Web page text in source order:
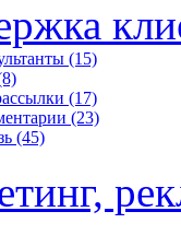
(15)
(17)
(23)
(45)